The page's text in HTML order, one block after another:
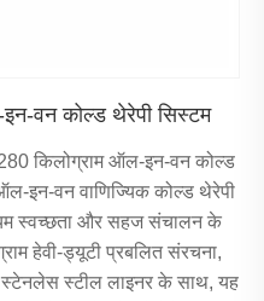
वन कोल्ड थेरेपी सिस्टम
280 किलोग्राम ऑल-इन-वन कोल्ड
इन-वन वाणिज्यिक कोल्ड थेरेपी
स्वच्छता और सहज संचालन के
हेवी-ड्यूटी प्रबलित संरचना,
स्टेनलेस स्टील लाइनर के साथ, यह